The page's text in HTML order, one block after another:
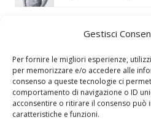
Gestisci
Per fornire le migliori esperienze,
per memorizzare e/o accedere alle
consenso a queste tecnologie ci
comportamento di navigazione o ID
acconsentire o ritirare il consenso può
caratteristiche e funzioni.